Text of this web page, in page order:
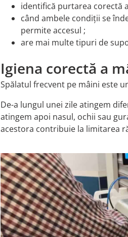
identifică purtarea corectă
când ambele condiții se
permite accesul ;
are mai multe tipuri de
Igiena corectă a
Spălatul frecvent pe mâini este
De-a lungul unei zile atingem
atingem apoi nasul, ochii sau
acestora contribuie la limitarea